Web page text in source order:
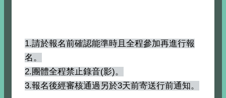
1.請於報名前確認能準時且全程參加再進行報
名。
2.團體全程禁止錄音(影)。
3.報名後經審核通過另於3天前寄送行前通知。